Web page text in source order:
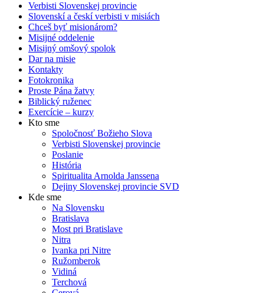
Verbisti Slovenskej provincie
Slovenskí a českí verbisti v misiách
Chceš byť misionárom?
Misijné oddelenie
Misijný omšový spolok
Dar na misie
Kontakty
Fotokronika
Proste Pána žatvy
Biblický ruženec
Exercície – kurzy
Kto sme
Spoločnosť Božieho Slova
Verbisti Slovenskej provincie
Poslanie
História
Spiritualita Arnolda Janssena
Dejiny Slovenskej provincie SVD
Kde sme
Na Slovensku
Bratislava
Most pri Bratislave
Nitra
Ivanka pri Nitre
Ružomberok
Vidiná
Terchová